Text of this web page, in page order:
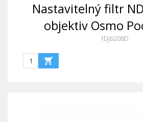
Nastavitelný filtr
objektiv Osmo
1DJ6208D